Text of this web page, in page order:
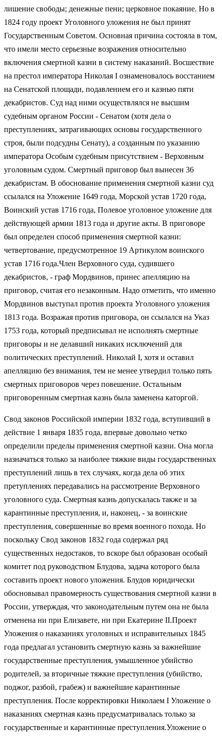
лишение свободы; денежные пени; церковное покаяние. Но в
1824 году проект Уголовного уложения не был принят
Государственным Советом. Основная причина состояла в том,
что имели место серьезные возражения относительно
включения смертной казни в систему наказаний. Восшествие
на престол императора Николая I ознаменовалось восстанием
на Сенатской площади, подавлением его и казнью пяти
декабристов. Суд над ними осуществлялся не высшим
судебным органом России - Сенатом (хотя дела о
преступлениях, затрагивающих основы государственного
строя, были подсудны Сенату), а созданным по указанию
императора Особым судебным присутствием - Верховным
уголовным судом. Смертный приговор был вынесен 36
декабристам. В обоснование применения смертной казни суд
ссылался на Уложение 1649 года, Морской устав 1720 года,
Воинский устав 1716 года, Полевое уголовное уложение для
действующей армии 1813 года и другие акты. В приговоре
был определен способ применения смертной казни:
четвертование, предусмотренное 19 Артикулом воинского
устав 1716 года.Член Верховного суда, судившего
декабристов, - граф Мордвинов, принес апелляцию на
приговор, считая его незаконным. Надо отметить, что именно
Мордвинов выступал против проекта Уголовного уложения
1813 года. Возражая против приговора, он ссылался на Указ
1753 года, который предписывал не исполнять смертные
приговоры и не делавший никаких исключений для
политических преступлений. Николай I, хотя и оставил
апелляцию без внимания, тем не менее утвердил только пять
смертных приговоров через повешение. Остальным
приговоренным смертная казнь была заменена каторгой.
Свод законов Российской империи 1832 года, вступивший в
действие 1 января 1835 года, впервые довольно четко
определили пределы применения смертной казни. Она могла
назначаться только за наиболее тяжкие виды государственных
преступлений лишь в тех случаях, когда дела об этих
претуплениях передавались на рассмотрение Верховного
уголовного суда. Смертная казнь допускалась также и за
карантинные преступления, и, наконец, - за воинские
преступления, совершенные во время военного похода. Но
поскольку Свод законов 1832 года содержал ряд
существенных недостаков, то вскоре был образован особый
комитет под руководством Блудова, задача которого была
составить проект нового уложения. Блудов юридически
обосновывал правомерность существования смертной казни в
России, утверждая, что законодательным путем она не была
отменена ни при Елизавете, ни при Екатерине II.Проект
Уложения о наказаниях уголовных и исправительных 1845
года предлагал установить смертную казнь за важнейшие
государственные преступления, умышленное убийство
родителей, за вторичные тяжкие преступления (убийство,
поджог, разбой, грабеж) и важнейшие карантинные
преступления. После корректировки Николаем I Уложение о
наказаниях смертная казнь предусматривалась только за
государственные и карантинные преступления.Уложение о